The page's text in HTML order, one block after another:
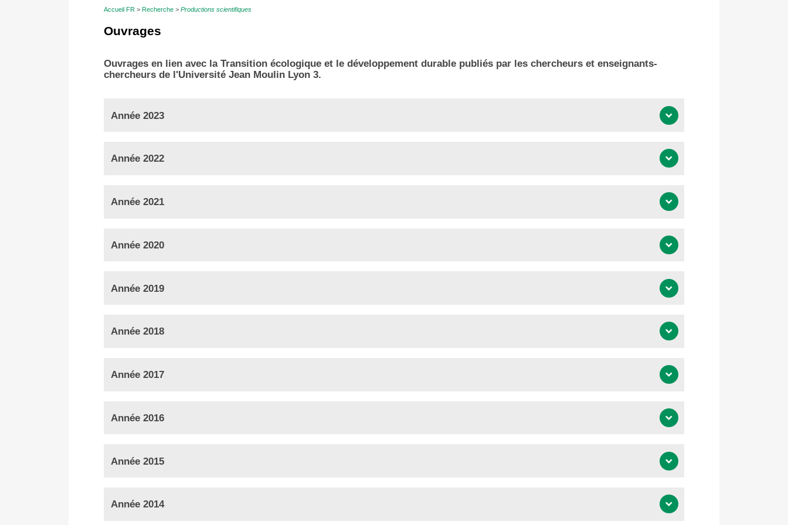
Accueil FR Recherche Productions scientifiques
Ouvrages
Ouvrages en lien avec la Transition écologique et le développement durable publiés par les chercheurs et enseignants-
chercheurs de l'Université Jean Moulin Lyon 3.
Année 2023
Année 2022
Année 2021
Année 2020
Année 2019
Année 2018
Année 2017
Année 2016
Année 2015
Année 2014